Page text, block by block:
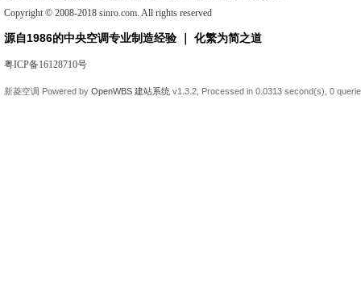
Copyright © 2008-2018 sinro.com . All rights reserved
源自1986的中央空调专业制造经验 ｜ 化繁为简之道
粤ICP备16128710号
新菱空调 Powered by OpenWBS 建站系统 v1.3.2, Processed in 0.0313 second(s), 0